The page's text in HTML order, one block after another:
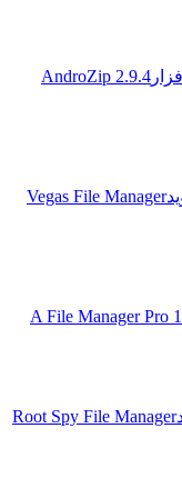
2.9.4 AndroZip
Vegas File
A File
Root Spy File